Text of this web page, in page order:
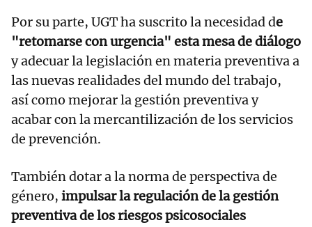
Por su parte, UGT ha suscrito la necesidad de
"retomarse con urgencia" esta mesa de diálogo
y adecuar la legislación en materia preventiva a
las nuevas realidades del mundo del trabajo,
así como mejorar la gestión preventiva y
acabar con la mercantilización de los servicios
de prevención.
También dotar a la norma de perspectiva de
género, impulsar la regulación de la gestión
preventiva de los riesgos psicosociales